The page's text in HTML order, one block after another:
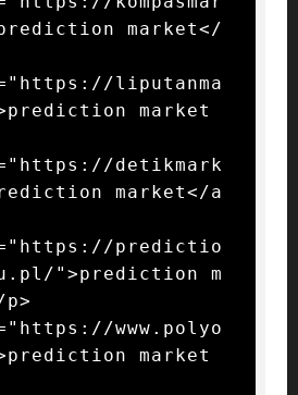
market</
liputanma
market
detikmark
market</a
predictio
">prediction m
www.polyo
market